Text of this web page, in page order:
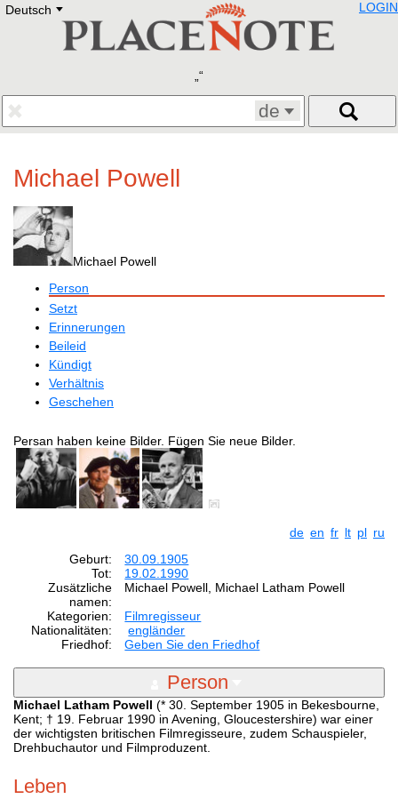
Deutsch E
Deutsch
Francais
Polski
Eestikeelne
LOGIN
de
Michael Powell
Michael Powell
Person
Setzt
Erinnerungen
Beileid
Kündigt
Verhältnis
Geschehen
Persan haben keine Bilder. Fügen Sie neue Bilder.
de en fr lt pl ru
Geburt:
30.09.1905
Tot:
19.02.1990
Zusätzliche
namen:
Michael Powell, Michael Latham Powell
Kategorien:
Filmregisseur
Nationalitäten:
engländer
Friedhof:
Geben Sie den Friedhof
Person
Michael Latham Powell (* 30. September 1905 in Bekesbourne,
Kent; † 19. Februar 1990 in Avening, Gloucestershire) war einer
der wichtigsten britischen Filmregisseure, zudem Schauspieler,
Drehbuchautor und Filmproduzent.
Leben